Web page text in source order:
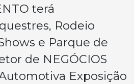
terá
Rodeio
e Parque de
de NEGÓCIOS
Exposição